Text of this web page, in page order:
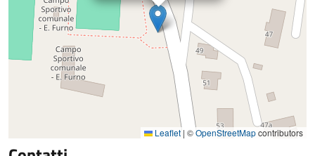
Leaflet | ©OpenStreetMapcontributors